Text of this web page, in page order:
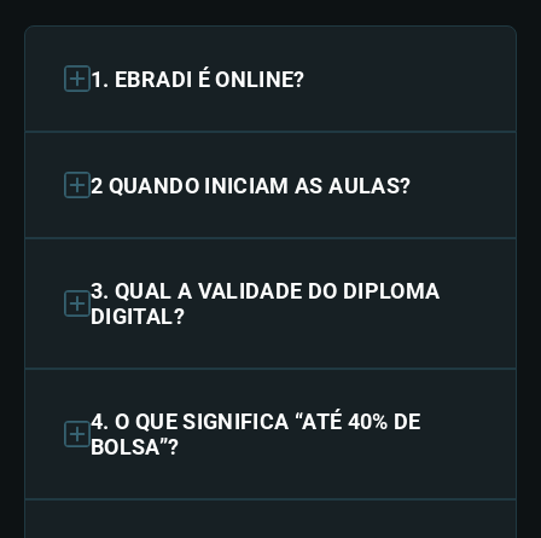
1. EBRADI É ONLINE?
2 QUANDO INICIAM AS AULAS?
3. QUAL A VALIDADE DO DIPLOMA
DIGITAL?
4. O QUE SIGNIFICA “ATÉ 40% DE
BOLSA”?